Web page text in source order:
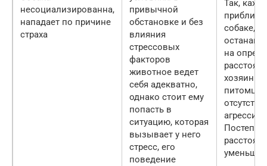
несоциализированна,
нападает по причине
страха
привычной
обстановке и без
влияния
стрессовых
факторов
животное ведет
себя адекватно,
однако стоит ему
попасть в
ситуацию, которая
вызывает у него
стресс, его
поведение
Так,
собаке,
на
хозяин
питомца
агрессии.